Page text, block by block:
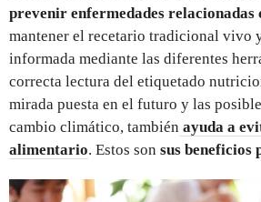
prevenir enfermedades relacionadas
mantener el recetario tradicional vivo
informada mediante las diferentes
correcta lectura del etiquetado
mirada puesta en el futuro y las
cambio climático, también ayuda a
alimentario. Estos son sus beneficios